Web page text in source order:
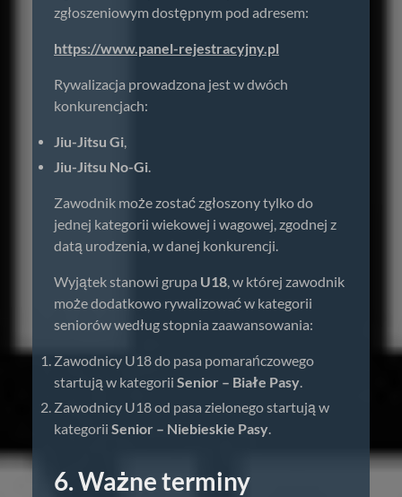
zgłoszeniowym dostępnym pod adresem:
https://www.panel-rejestracyjny.pl
Rywalizacja prowadzona jest w dwóch
konkurencjach:
Jiu-Jitsu Gi
Jiu-Jitsu No-Gi
Zawodnik może zostać zgłoszony tylko do
jednej kategorii wiekowej i wagowej, zgodnej z
datą urodzenia, w danej konkurencji.
Wyjątek stanowi grupa U18 , w której zawodnik
może dodatkowo rywalizować w kategorii
seniorów według stopnia zaawansowania:
Zawodnicy U18 do pasa pomarańczowego
startują w kategorii Senior – Białe Pasy
Zawodnicy U18 od pasa zielonego startują w
kategorii Senior – Niebieskie Pasy
6. Ważne terminy